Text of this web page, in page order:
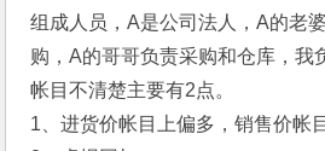
组成人员，A是公司法人，A的老
购，A的哥哥负责采购和仓库，我
帐目不清楚主要有2点。
1、进货价帐目上偏多，销售价帐